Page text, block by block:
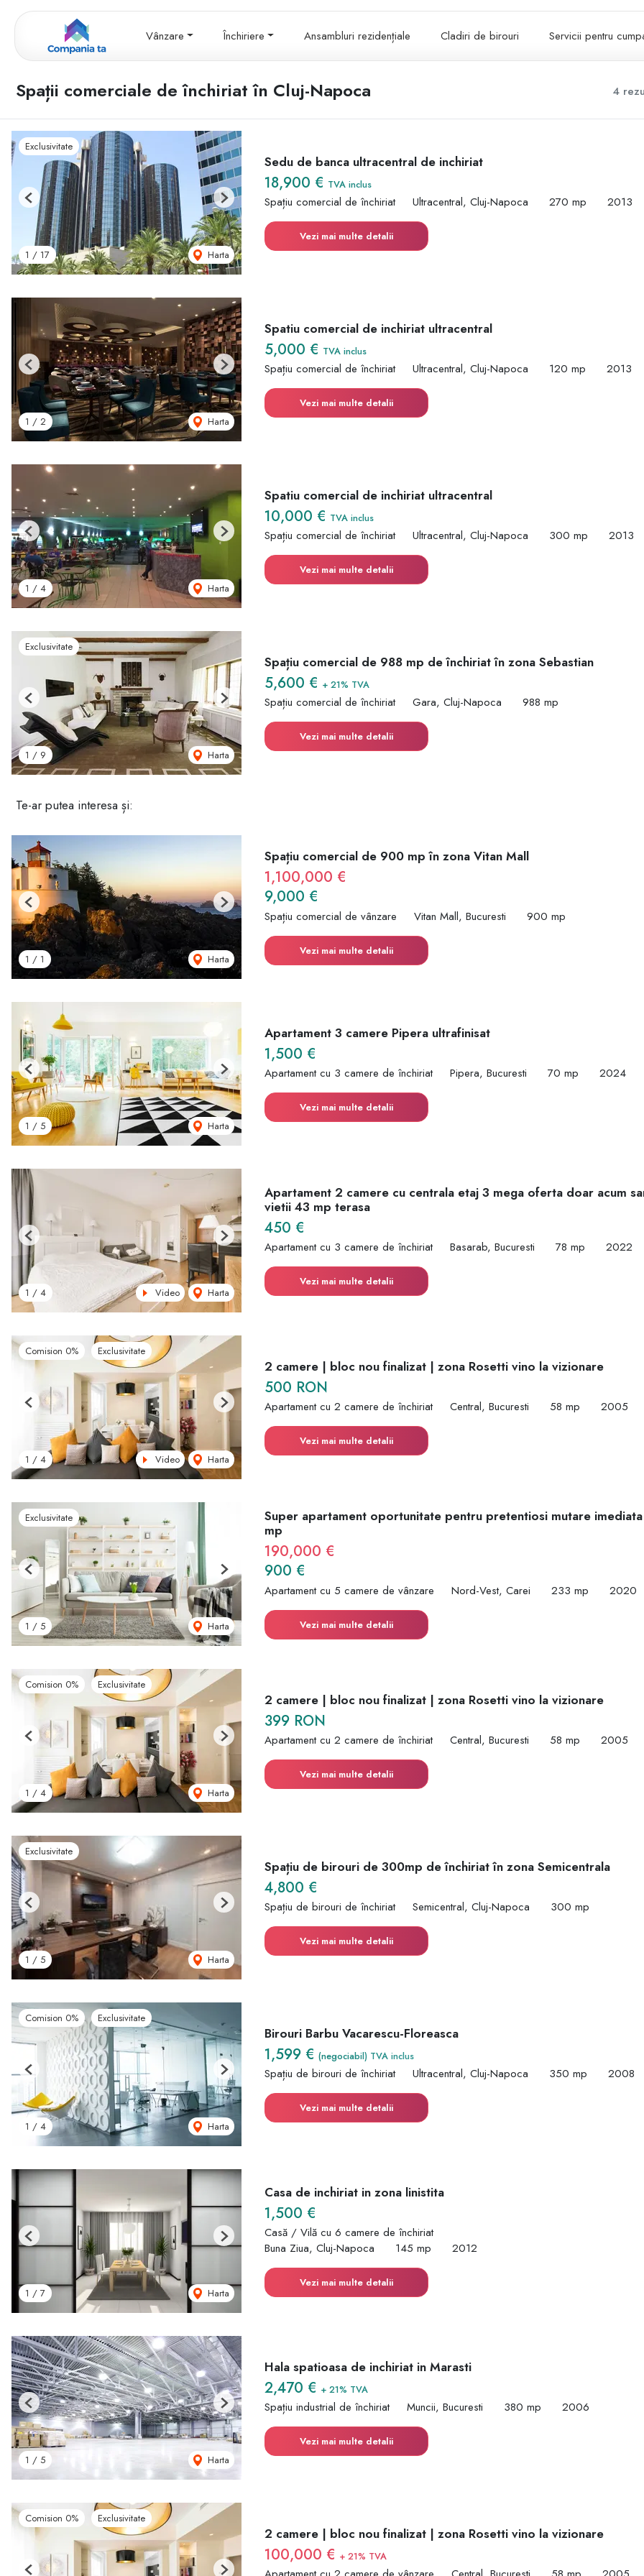
Vânzare Închiriere Ansambluri rezidențiale Cladiri de birouri Servicii pentru
4
Spații comerciale de închiriat în Cluj-Napoca
Exclusivitate
1 / 17 Harta
Previous Next
Sedu de banca ultracentral de inchiriat
18,900 € TVA inclus
Spațiu comercial de închiriat Ultracentral, Cluj-Napoca 270 mp 2013
Vezi mai multe detalii
1 / 2 Harta
Previous Next
Spatiu comercial de inchiriat ultracentral
5,000 € TVA inclus
Spațiu comercial de închiriat Ultracentral, Cluj-Napoca 120 mp 2013
Vezi mai multe detalii
1 / 4 Harta
Previous Next
Spatiu comercial de inchiriat ultracentral
10,000 € TVA inclus
Spațiu comercial de închiriat Ultracentral, Cluj-Napoca 300 mp 2013
Vezi mai multe detalii
Exclusivitate
1 / 9 Harta
Previous Next
Spațiu comercial de 988 mp de închiriat în zona Sebastian
5,600 € + 21% TVA
Spațiu comercial de închiriat Gara, Cluj-Napoca 988 mp
Vezi mai multe detalii
Te-ar putea interesa și:
1 / 1 Harta
Previous Next
Spațiu comercial de 900 mp în zona Vitan Mall
1,100,000 €
9,000 €
Spațiu comercial de vânzare Vitan Mall, Bucuresti 900 mp
Vezi mai multe detalii
1 / 5 Harta
Previous Next
Apartament 3 camere Pipera ultrafinisat
1,500 €
Apartament cu 3 camere de închiriat Pipera, Bucuresti 70 mp 2024
Vezi mai multe detalii
1 / 4 Video Harta
Previous Next
Apartament 2 camere cu centrala etaj 3 mega oferta doar acum
vietii 43 mp terasa
450 €
Apartament cu 3 camere de închiriat Basarab, Bucuresti 78 mp 2022
Vezi mai multe detalii
Comision 0% Exclusivitate
1 / 4 Video Harta
Previous Next
2 camere | bloc nou finalizat | zona Rosetti vino la vizionare
500 RON
Apartament cu 2 camere de închiriat Central, Bucuresti 58 mp 2005
Vezi mai multe detalii
Exclusivitate
1 / 5 Harta
Previous Next
Super apartament oportunitate pentru pretentiosi mutare
mp
190,000 €
900 €
Apartament cu 5 camere de vânzare Nord-Vest, Carei 233 mp 2020
Vezi mai multe detalii
Comision 0% Exclusivitate
1 / 4 Harta
Previous Next
2 camere | bloc nou finalizat | zona Rosetti vino la vizionare
399 RON
Apartament cu 2 camere de închiriat Central, Bucuresti 58 mp 2005
Vezi mai multe detalii
Exclusivitate
1 / 5 Harta
Previous Next
Spațiu de birouri de 300mp de închiriat în zona Semicentrala
4,800 €
Spațiu de birouri de închiriat Semicentral, Cluj-Napoca 300 mp
Vezi mai multe detalii
Comision 0% Exclusivitate
1 / 4 Harta
Previous Next
Birouri Barbu Vacarescu-Floreasca
1,599 € (negociabil) TVA inclus
Spațiu de birouri de închiriat Ultracentral, Cluj-Napoca 350 mp 2008
Vezi mai multe detalii
1 / 7 Harta
Previous Next
Casa de inchiriat in zona linistita
1,500 €
Casă / Vilă cu 6 camere de închiriat
Buna Ziua, Cluj-Napoca
145 mp 2012
Vezi mai multe detalii
1 / 5 Harta
Previous Next
Hala spatioasa de inchiriat in Marasti
2,470 € + 21% TVA
Spațiu industrial de închiriat Muncii, Bucuresti 380 mp 2006
Vezi mai multe detalii
Comision 0% Exclusivitate
2 camere | bloc nou finalizat | zona Rosetti vino la vizionare
100,000 € + 21% TVA